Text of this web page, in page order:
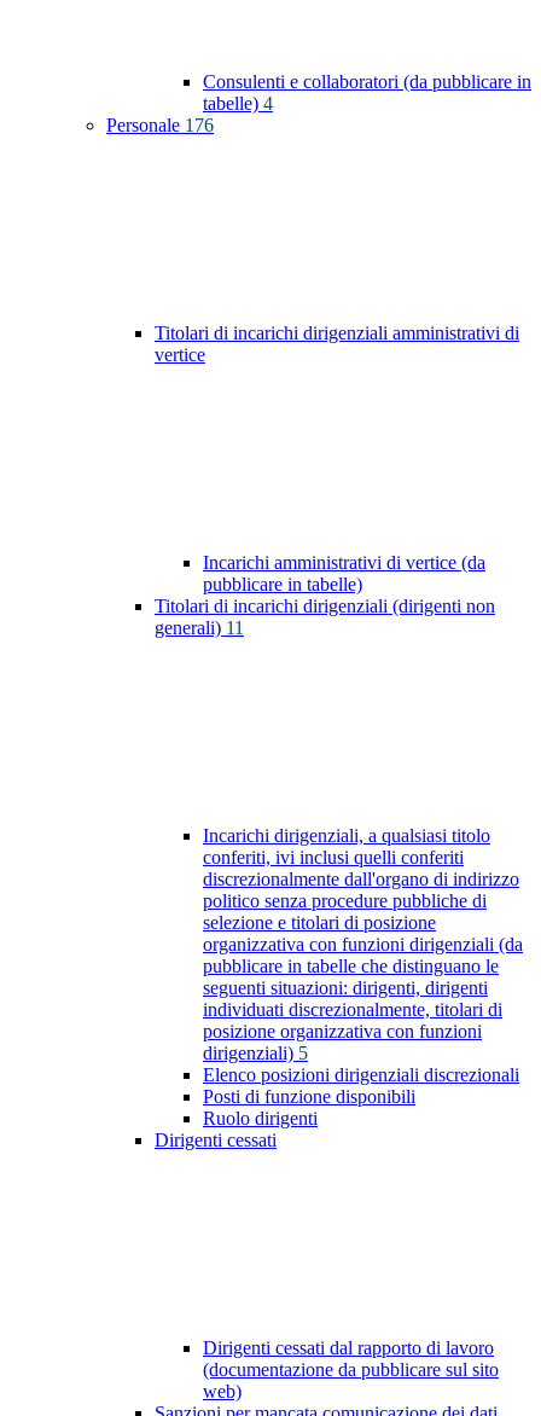
Consulenti e collaboratori (da pubblicare in
tabelle) 4
Personale 176
Titolari di incarichi dirigenziali amministrativi di
vertice
Incarichi amministrativi di vertice (da
pubblicare in tabelle)
Titolari di incarichi dirigenziali (dirigenti non
generali) 11
Incarichi dirigenziali, a qualsiasi titolo
conferiti, ivi inclusi quelli conferiti
discrezionalmente dall'organo di indirizzo
politico senza procedure pubbliche di
selezione e titolari di posizione
organizzativa con funzioni dirigenziali (da
pubblicare in tabelle che distinguano le
seguenti situazioni: dirigenti, dirigenti
individuati discrezionalmente, titolari di
posizione organizzativa con funzioni
dirigenziali) 5
Elenco posizioni dirigenziali discrezionali
Posti di funzione disponibili
Ruolo dirigenti
Dirigenti cessati
Dirigenti cessati dal rapporto di lavoro
(documentazione da pubblicare sul sito
web)